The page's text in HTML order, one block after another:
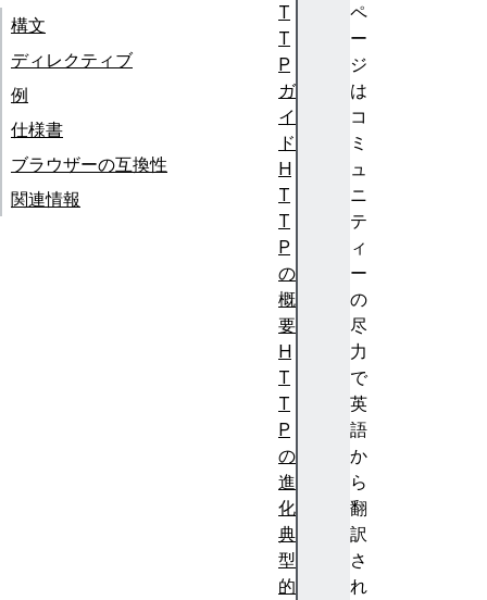
ペ
ー
ジ
は
コ
ミ
ュ
ニ
テ
ィ
ー
の
尽
力
で
英
語
か
ら
翻
訳
さ
れ
構文
ディレクティブ
例
仕様書
ブラウザーの互換性
関連情報
T
T
P
ガ
イ
ド
H
T
T
P
の
概
要
H
T
T
P
の
進
化
典
型
的